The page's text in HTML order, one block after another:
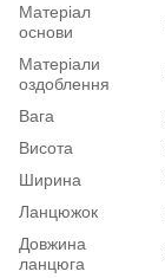
Матеріал
основи
Матеріали
оздоблення
Вага
Висота
Ширина
Ланцюжок
Довжина
ланцюга